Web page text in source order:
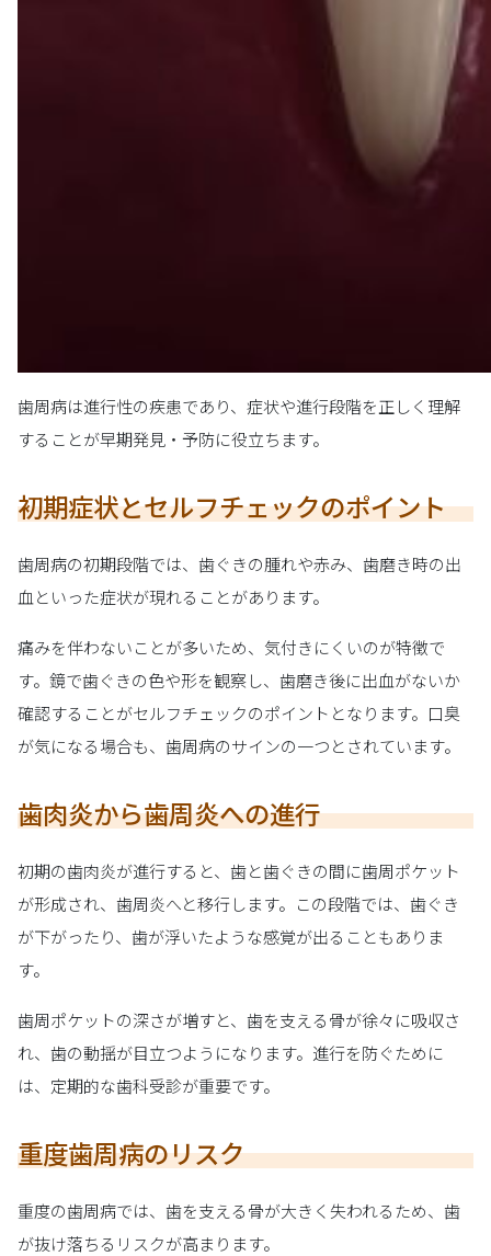
歯周病は進行性の疾患であり、症状や進行段階を正しく理解
することが早期発見・予防に役立ちます。
初期症状とセルフチェックのポイント
歯周病の初期段階では、歯ぐきの腫れや赤み、歯磨き時の出
血といった症状が現れることがあります。
痛みを伴わないことが多いため、気付きにくいのが特徴で
す。鏡で歯ぐきの色や形を観察し、歯磨き後に出血がないか
確認することがセルフチェックのポイントとなります。口臭
が気になる場合も、歯周病のサインの一つとされています。
歯肉炎から歯周炎への進行
初期の歯肉炎が進行すると、歯と歯ぐきの間に歯周ポケット
が形成され、歯周炎へと移行します。この段階では、歯ぐき
が下がったり、歯が浮いたような感覚が出ることもありま
す。
歯周ポケットの深さが増すと、歯を支える骨が徐々に吸収さ
れ、歯の動揺が目立つようになります。進行を防ぐために
は、定期的な歯科受診が重要です。
重度歯周病のリスク
重度の歯周病では、歯を支える骨が大きく失われるため、歯
が抜け落ちるリスクが高まります。